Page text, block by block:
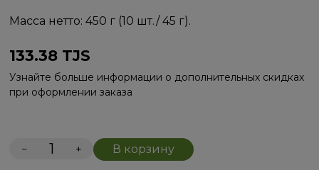
Масса нетто: 450 г (10 шт./ 45 г).
133.38 TJS
Узнайте больше информации о дополнительных скидках
при оформлении заказа
− + В корзину